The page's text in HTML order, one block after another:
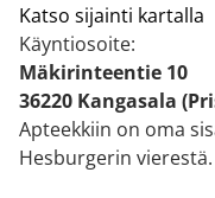
Katso sijainti kartalla
Käyntiosoite:
Mäkirinteentie 10
36220 Kangasala
Apteekkiin on oma
Hesburgerin vierestä.